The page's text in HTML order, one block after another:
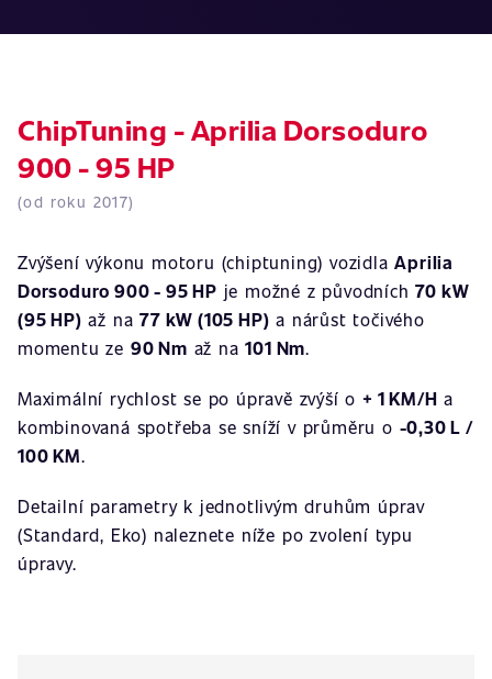
ChipTuning - Aprilia Dorsoduro
900 - 95 HP
(od roku 2017)
Zvýšení výkonu motoru (chiptuning) vozidlaAprilia
Dorsoduro 900 - 95 HP je možné z původních70 kW
(95 HP) až na77 kW (105 HP) a nárůst točivého
momentu ze 90 Nm až na101 Nm.
Maximální rychlost se po úpravě zvýší o + 1 KM/H a
kombinovaná spotřeba se sníží v průměru o -0,30 L /
100 KM.
Detailní parametry k jednotlivým druhům úprav
(Standard, Eko) naleznete níže po zvolení typu
úpravy.